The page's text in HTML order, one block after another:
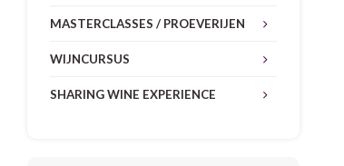
MASTERCLASSES / PROEVERIJEN
WIJNCURSUS
SHARING WINE EXPERIENCE